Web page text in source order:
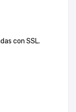
con SSL.